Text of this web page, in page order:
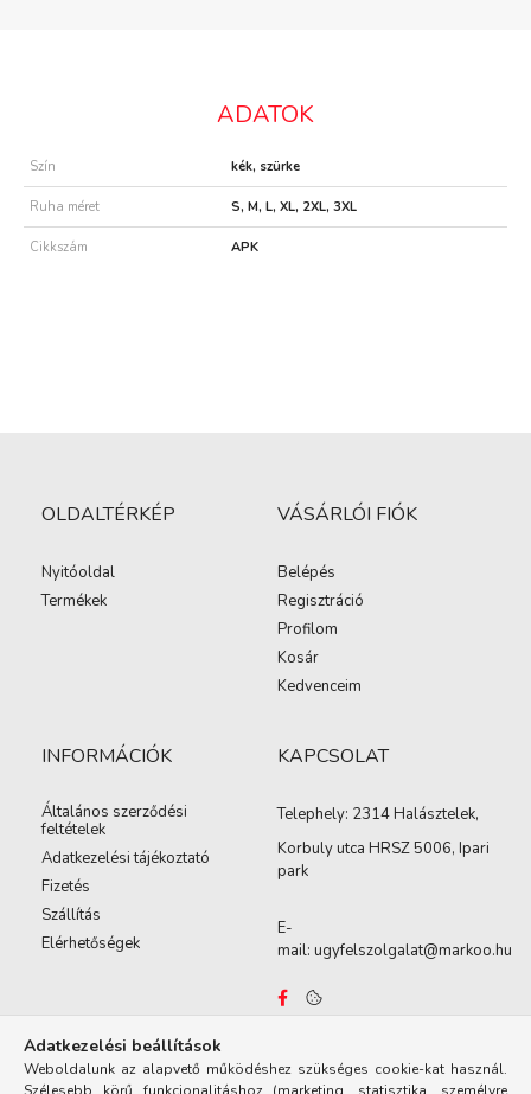
ADATOK
Szín kék, szürke
Ruha méret S, M, L, XL, 2XL, 3XL
Cikkszám APK
OLDALTÉRKÉP
Nyitóoldal
Termékek
VÁSÁRLÓI FIÓK
Belépés
Regisztráció
Profilom
Kosár
Kedvenceim
INFORMÁCIÓK
Általános szerződési
feltételek
Adatkezelési tájékoztató
Fizetés
Szállítás
Elérhetőségek
KAPCSOLAT
Telephely: 2314 Halásztelek,
Korbuly utca HRSZ 5006, Ipari
park
E-
mail: ugyfelszolgalat@markoo.hu
Adatkezelési beállítások
Weboldalunk az alapvető működéshez szükséges cookie-kat használ.